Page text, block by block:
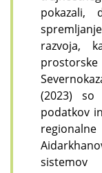
razvoja,
(2023) so
podatkov